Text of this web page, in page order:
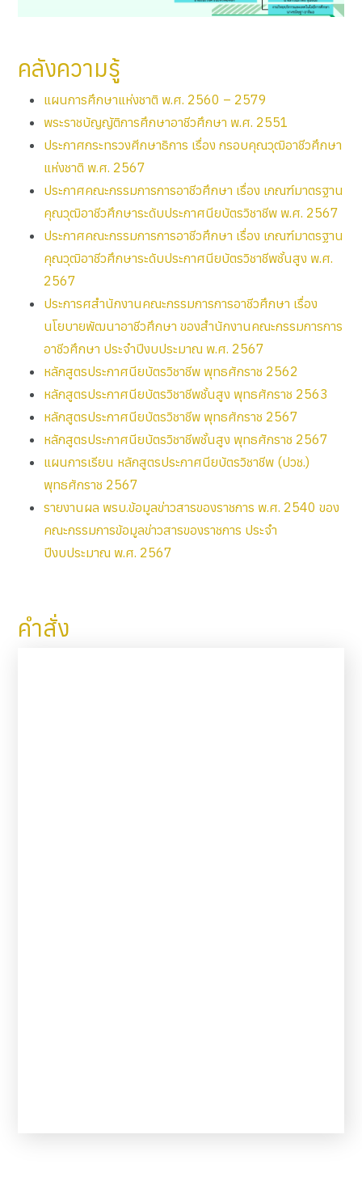
คลังความรู้
แผนการศึกษาแห่งชาติ พ.ศ. 2560 – 2579
พระราชบัญญัติการศึกษาอาชีวศึกษา พ.ศ. 2551
ประกาศกระทรวงศีกษาธิการ เรื่อง กรอบคุณวุฒิอาชีวศึกษา
แห่งชาติ พ.ศ. 2567
ประกาศคณะกรรมการการอาชีวศึกษา เรื่อง เกณฑ์มาตรฐาน
คุณวุฒิอาชีวศึกษาระดับประกาศนียบัตรวิชาชีพ พ.ศ. 2567
ประกาศคณะกรรมการการอาชีวศึกษา เรื่อง เกณฑ์มาตรฐาน
คุณวุฒิอาชีวศึกษาระดับประกาศนียบัตรวิชาชีพชั้นสูง พ.ศ.
2567
ประการศสำนักงานคณะกรรมการการอาชีวศึกษา เรื่อง
นโยบายพัฒนาอาชีวศึกษา ของสำนักงานคณะกรรมการการ
อาชีวศึกษา ประจำปีงบประมาณ พ.ศ. 2567
หลักสูตรประกาศนียบัตรวิชาชีพ พุทธศักราช 2562
หลักสูตรประกาศนียบัตรวิชาชีพชั้นสูง พุทธศักราช 2563
หลักสูตรประกาศนียบัตรวิชาชีพ พุทธศักราช 2567
หลักสูตรประกาศนียบัตรวิชาชีพชั้นสูง พุทธศักราช 2567
แผนการเรียน หลักสูตรประกาศนียบัตรวิชาชีพ (ปวช.)
พุทธศักราช 2567
รายงานผล พรบ.ข้อมูลข่าวสารของราชการ พ.ศ. 2540 ของ
คณะกรรมการข้อมูลข่าวสารของราชการ ประจำ
ปีงบประมาณ พ.ศ. 2567
คำสั่ง